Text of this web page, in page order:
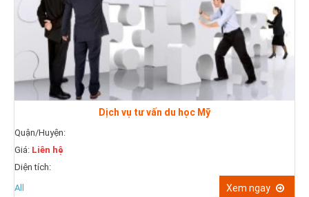
Dịch vụ tư vấn du học Mỹ
Quận/Huyện:
Giá: Liên hệ
Diện tích:
All
Xem ngay